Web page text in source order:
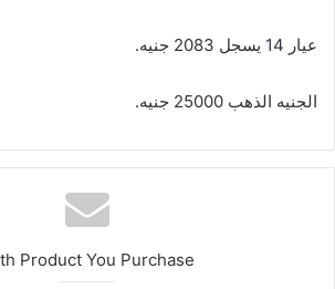
عيار 14 يسجل 2083 جنيه.
الجنيه الذهب 25000 جنيه.
Product You Purchase